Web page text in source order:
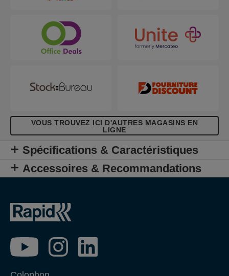
VOUS TROUVEZ ICI D'AUTRES MAGASINS EN
LIGNE
Spécifications & Caractéristiques
Accessoires & Recommandations